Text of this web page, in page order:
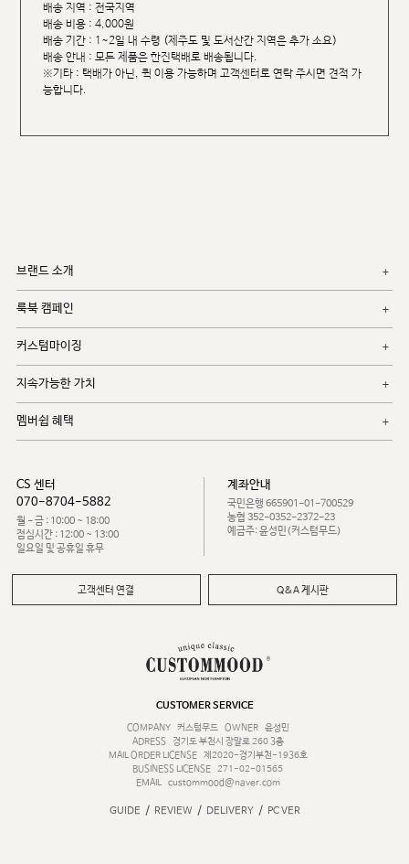
배송 지역 : 전국지역
배송 비용 : 4,000원
배송 기간 : 1~2일 내 수령 (제주도 및 도서산간 지역은 추가 소요)
배송 안내 : 모든 제품은 한진택배로 배송됩니다.
※기타 : 택배가 아닌, 퀵 이용 가능하며 고객센터로 연락 주시면 견적 가
능합니다.
브랜드 소개
룩북 캠페인
커스텀마이징
지속가능한 가치
멤버쉽 혜택
CS 센터
070-8704-5882
월 - 금 : 10:00 ~ 18:00
점심시간 : 12:00 ~ 13:00
일요일 및 공휴일 휴무
계좌안내
국민은행 665901-01-700529
농협 352-0352-2372-23
예금주: 윤성민(커스텀무드)
고객센터 연결 Q&A 게시판
CUSTOMER SERVICE
COMPANY
커스텀무드 OWNER
윤성민
ADRESS
경기도 부천시 장말로 260 3층
MAIL ORDER LICENSE
제2020-경기부천-1936호
BUSINESS LICENSE 271-02-01565
EMAIL
custommood@naver.com
GUIDE / REVIEW / DELIVERY / PC VER